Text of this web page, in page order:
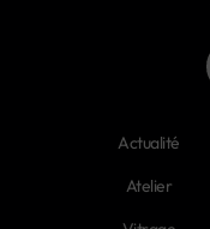
Actualité
Atelier